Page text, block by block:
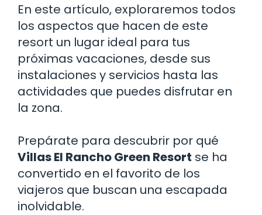
En este artículo, exploraremos todos
los aspectos que hacen de este
resort un lugar ideal para tus
próximas vacaciones, desde sus
instalaciones y servicios hasta las
actividades que puedes disfrutar en
la zona.
Prepárate para descubrir por qué
Villas El Rancho Green Resort se ha
convertido en el favorito de los
viajeros que buscan una escapada
inolvidable.